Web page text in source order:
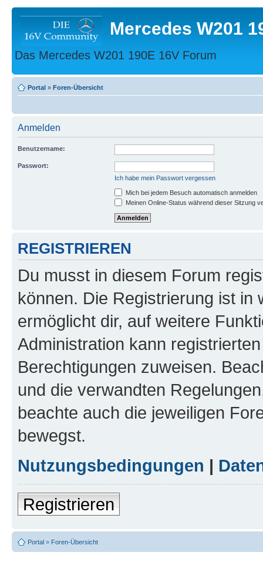
Mercedes W201
Das Mercedes W201 190E 16V Forum
Portal » Foren-Übersicht
Anmelden
Benutzername:
Passwort:
Ich habe mein Passwort vergessen
Mich bei jedem Besuch automatisch anmelden
Meinen Online-Status während dieser Sitzung
REGISTRIEREN
Du musst in diesem Forum
können. Die Registrierung ist in
ermöglicht dir, auf weitere
Administration kann
Berechtigungen zuweisen.
und die verwandten
beachte auch die jeweiligen
bewegst.
Nutzungsbedingungen |
Registrieren
Portal » Foren-Übersicht